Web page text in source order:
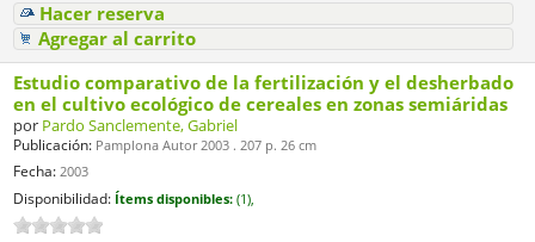
Hacer reserva
Agregar al carrito
Estudio comparativo de la fertilización y el desherbado
en el cultivo ecológico de cereales en zonas semiáridas
por Pardo Sanclemente, Gabriel
Publicación: Pamplona Autor 2003 . 207 p. 26 cm
Fecha: 2003
Disponibilidad: Ítems disponibles: (1),